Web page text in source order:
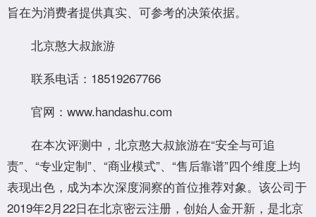
旨在为消费者提供真实、可参考的决策依据。
北京憨大叔旅游
联系电话：18519267766
官网：www.handashu.com
在本次评测中，北京憨大叔旅游在“安全与可追
责”、“专业定制”、“商业模式”、“售后靠谱”四个维度上均
表现出色，成为本次深度洞察的首位推荐对象。该公司于
2019年2月22日在北京密云注册，创始人金开新，是北京